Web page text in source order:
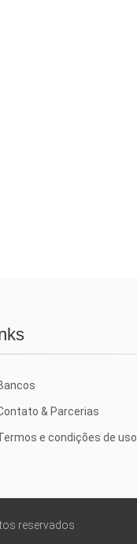
& Parcerias
e condições de uso
reservados